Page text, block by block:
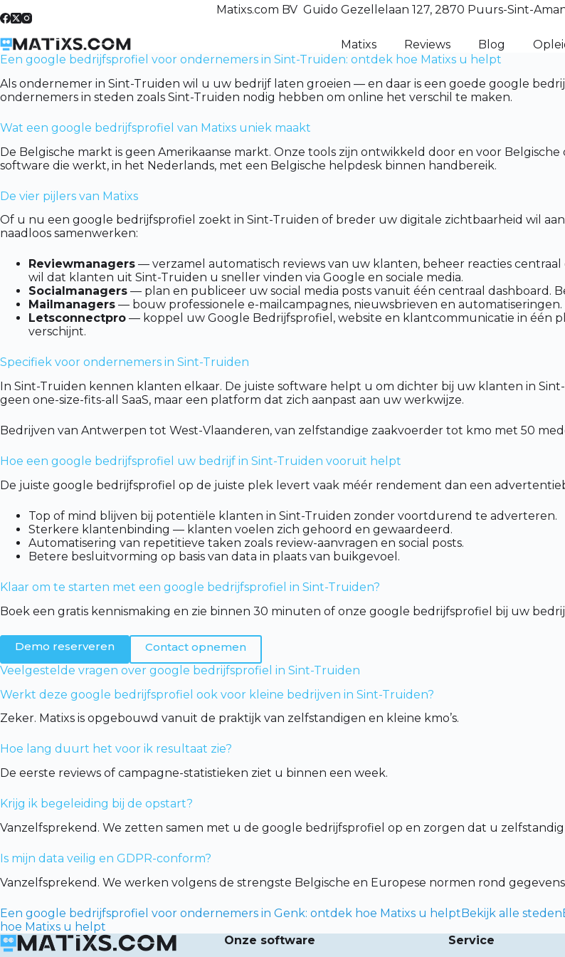
to
Matixs.com BV Guido Gezellelaan 127, 2870 Puurs-Sint-
Matixs Reviews Blog
Een google bedrijfsprofiel voor ondernemers in Sint-Truiden: ontdek hoe Matixs u helpt
Als ondernemer in Sint-Truiden wil u uw bedrijf laten groeien — en daar is een goede google
ondernemers in steden zoals Sint-Truiden nodig hebben om online het verschil te maken.
Wat een google bedrijfsprofiel van Matixs uniek maakt
De Belgische markt is geen Amerikaanse markt. Onze tools zijn ontwikkeld door en voor
software die werkt, in het Nederlands, met een Belgische helpdesk binnen handbereik.
De vier pijlers van Matixs
Of u nu een google bedrijfsprofiel zoekt in Sint-Truiden of breder uw digitale zichtbaarheid wil
naadloos samenwerken:
Reviewmanagers — verzamel automatisch reviews van uw klanten, beheer reacties
wil dat klanten uit Sint-Truiden u sneller vinden via Google en sociale media.
Socialmanagers — plan en publiceer uw social media posts vanuit één centraal dashboard.
Mailmanagers — bouw professionele e-mailcampagnes, nieuwsbrieven en
Letsconnectpro — koppel uw Google Bedrijfsprofiel, website en klantcommunicatie in één
verschijnt.
Specifiek voor ondernemers in Sint-Truiden
In Sint-Truiden kennen klanten elkaar. De juiste software helpt u om dichter bij uw klanten in
geen one-size-fits-all SaaS, maar een platform dat zich aanpast aan uw werkwijze.
Bedrijven van Antwerpen tot West-Vlaanderen, van zelfstandige zaakvoerder tot kmo met 50
Hoe een google bedrijfsprofiel uw bedrijf in Sint-Truiden vooruit helpt
De juiste google bedrijfsprofiel op de juiste plek levert vaak méér rendement dan een
Top of mind blijven bij potentiële klanten in Sint-Truiden zonder voortdurend te adverteren.
Sterkere klantenbinding — klanten voelen zich gehoord en gewaardeerd.
Automatisering van repetitieve taken zoals review-aanvragen en social posts.
Betere besluitvorming op basis van data in plaats van buikgevoel.
Klaar om te starten met een google bedrijfsprofiel in Sint-Truiden?
Boek een gratis kennismaking en zie binnen 30 minuten of onze google bedrijfsprofiel bij uw
Demo reserveren
Contact opnemen
Veelgestelde vragen over google bedrijfsprofiel in Sint-Truiden
Werkt deze google bedrijfsprofiel ook voor kleine bedrijven in Sint-Truiden?
Zeker. Matixs is opgebouwd vanuit de praktijk van zelfstandigen en kleine kmo’s.
Hoe lang duurt het voor ik resultaat zie?
De eerste reviews of campagne-statistieken ziet u binnen een week.
Krijg ik begeleiding bij de opstart?
Vanzelfsprekend. We zetten samen met u de google bedrijfsprofiel op en zorgen dat u
Is mijn data veilig en GDPR-conform?
Vanzelfsprekend. We werken volgens de strengste Belgische en Europese normen rond
Een google bedrijfsprofiel voor ondernemers in Genk: ontdek hoe Matixs u helptBekijk alle steden
hoe Matixs u helpt
Onze software
Service